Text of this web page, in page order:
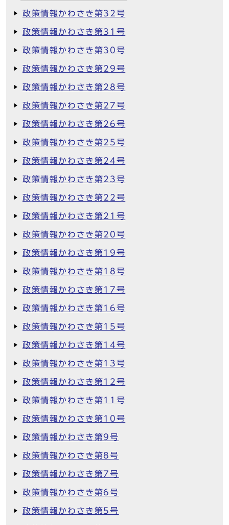
政策情報かわさき第32号
政策情報かわさき第31号
政策情報かわさき第30号
政策情報かわさき第29号
政策情報かわさき第28号
政策情報かわさき第27号
政策情報かわさき第26号
政策情報かわさき第25号
政策情報かわさき第24号
政策情報かわさき第23号
政策情報かわさき第22号
政策情報かわさき第21号
政策情報かわさき第20号
政策情報かわさき第19号
政策情報かわさき第18号
政策情報かわさき第17号
政策情報かわさき第16号
政策情報かわさき第15号
政策情報かわさき第14号
政策情報かわさき第13号
政策情報かわさき第12号
政策情報かわさき第11号
政策情報かわさき第10号
政策情報かわさき第9号
政策情報かわさき第8号
政策情報かわさき第7号
政策情報かわさき第6号
政策情報かわさき第5号